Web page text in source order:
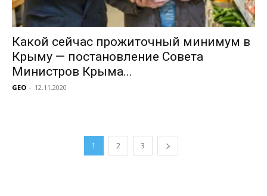
Какой сейчас прожиточный минимум в
Крыму — постановление Совета
Министров Крыма...
GEO - 12.11.2020
1 2 3